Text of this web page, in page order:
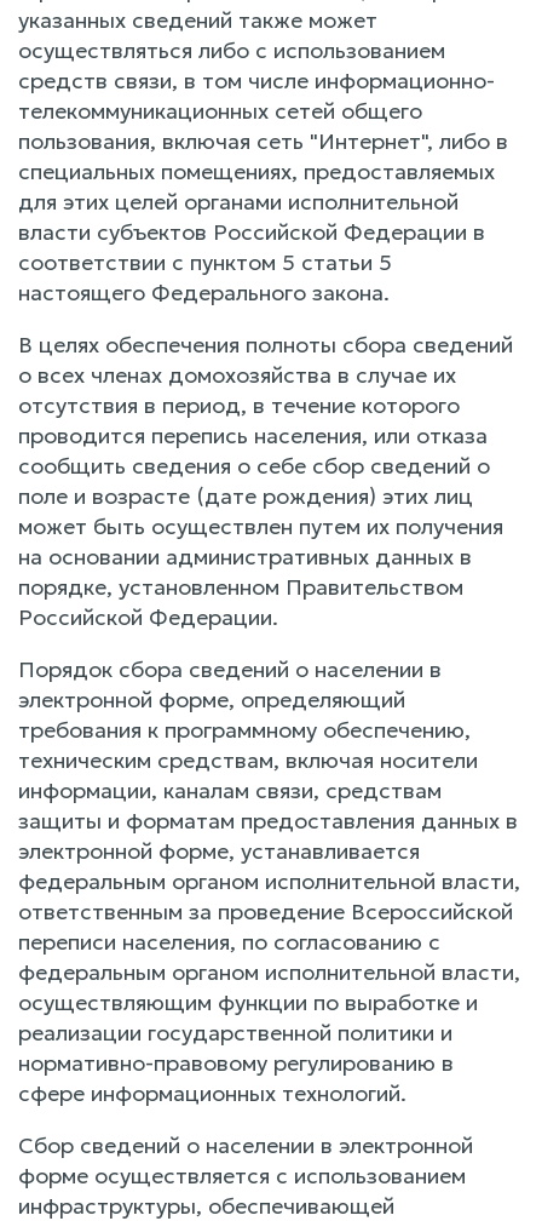
указанных сведений также может
осуществляться либо с использованием
средств связи, в том числе информационно-
телекоммуникационных сетей общего
пользования, включая сеть "Интернет", либо в
специальных помещениях, предоставляемых
для этих целей органами исполнительной
власти субъектов Российской Федерации в
соответствии с пунктом 5 статьи 5
настоящего Федерального закона.
В целях обеспечения полноты сбора сведений
о всех членах домохозяйства в случае их
отсутствия в период, в течение которого
проводится перепись населения, или отказа
сообщить сведения о себе сбор сведений о
поле и возрасте (дате рождения) этих лиц
может быть осуществлен путем их получения
на основании административных данных в
порядке, установленном Правительством
Российской Федерации.
Порядок сбора сведений о населении в
электронной форме, определяющий
требования к программному обеспечению,
техническим средствам, включая носители
информации, каналам связи, средствам
защиты и форматам предоставления данных в
электронной форме, устанавливается
федеральным органом исполнительной власти,
ответственным за проведение Всероссийской
переписи населения, по согласованию с
федеральным органом исполнительной власти,
осуществляющим функции по выработке и
реализации государственной политики и
нормативно-правовому регулированию в
сфере информационных технологий.
Сбор сведений о населении в электронной
форме осуществляется с использованием
инфраструктуры, обеспечивающей